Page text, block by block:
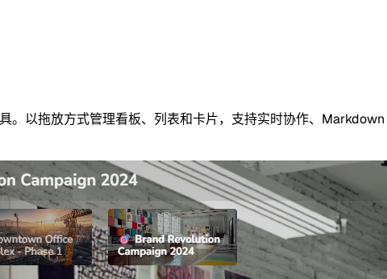
。以拖放方式管理看板、列表和卡片，支持实时协作、Markdown